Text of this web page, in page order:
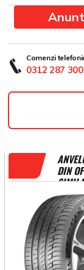
Comenzi
0312 287 300
DIN